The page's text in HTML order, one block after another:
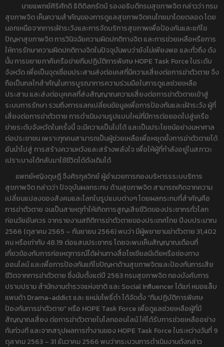
นายแพทย์ศิริศักดิ ธิติดิลกรัตน์ รองอธิบดีกรมสุขภาพจิต กล่าวว่า กรม
สุขภาพจิต เห็นความสำคัญของการดูแลสุขภาพจิตคนไทยมาโดยตลอด โดย
นอกเหนือจากการเฝ้าระวังและการจัดบริการสุขภาพเพื่อป้องกันและแก้ไข
ปัญหาสุขภาพจิต การวินิจฉัยความผิดปกติทางจิต และการช่วยเหลือหรือการ
ให้การรักษาความผิดปกติทางจิตในปัจจุบันพบว่ายังไม่เพียงพอ และทั่วถึง ดัง
นั้น การขยายภาคีเครือข่ายทีมปฏิบัติการพิเศษ HOPE Task Force ในระดับ
จังหวัด เพื่อเป็นจุดเชื่อมประสานส่งต่อเคสที่มีความเสี่ยงต่อการฆ่าตัวตาย จึง
ถือเป็นกลไกสำคัญในการบูรณาการความร่วมมือในการดูแลช่วยเหลือ
ประสาน และส่งต่อบุคคลที่ส่งสัญญาณความเสี่ยงต่อการฆ่าตัวตายเข้าสู่
ระบบการรักษา รวมถึงการแลกเปลี่ยนข้อมูลเพื่อการป้องกันและเฝ้าระวัง ผู้ที่
เสี่ยงต่อการฆ่าตัวตาย การดำเนินงานรูปแบบใหม่ที่มีการต่อยอดไปสู่เครือ
ข่ายระดับจังหวัดในครั้งนี้ จะมีความเป็นไปได้ และเป็นประโยชน์อย่างมหาศาล
ต่อประชาชน เพราะทุกคนสามารถเป็นผู้ช่วยเหลือเพื่อหยุดยั้งการฆ่าตัวตายได้
อันนำไปสู่ การสร้างความหวังและสร้างพลังใจ เพื่อให้ผู้ที่กำลังอยู่ในสภาวะ
เปราะบางได้กลับมาใช้ชีวิตได้ดังเดิมได้
แพทย์หญิงดุษฎี จึงศิรกุลวิทย์ ผู้อำนวยการกองบริหารรระบบริการ
สุขภาพจิต กล่าวว่า ปัจจุบันผลกระทบ ด้านสุขภาพจิต สามารถเกิดจากความ
เปลี่ยนแปลงของสังคมและโลกในรูปแบบต่างๆ โดยผลกระทบที่สำคัญคือ
การฆ่าตัวตาย จนเป็นสาเหตุทำให้เกิดการสูญเสียชีวิตของประชากรทั่วโลก
ก่อนวัยอันควร จากรายงานสถิติการฆ่าตัวตายของประเทศไทย ปีงบประมาณ
2566 (ตุลาคม 2565 – กันยายน 2566) พบว่า มีผู้พยายามฆ่าตัวตาย 31,402
คน หรือเท่ากับ 48.19 ต่อแสนประชากร โดยจะพบเห็นสัญญาณเตือนที่
เกี่ยวข้องกับการก่อเหตุการณ์ได้ผ่านทางสื่อโซเชียลมีเดียหรือช่องทาง
ออนไลน์ และเพื่อการป้องกันแก้ไขปัญหาด้านสุขภาพจิตและป้องกันการเสีย
ชีวิตจากการฆ่าตัวตาย ซึ่งนับตั้งแต่ปี 2563 กรมสุขภาพจิต กองบังคับการ
ปราบปราม สำนักงานตำรวจแห่งชาติ และ Social Influencer ได้แก่ หมอแล็บ
แพนด้า Drama-addict และ แหม่มโพธิ์ดำ ได้จัดตั้ง “ทีมปฏิบัติการพิเศษ
ป้องกันการฆ่าตัวตาย” หรือ HOPE Task Force เพื่อดูแลช่วยเหลือผู้ที่มี
สัญญาณเสี่ยง ต่อการฆ่าตัวตายในโลกออนไลน์ ให้ได้รับการช่วยเหลืออย่าง
ทันท่วงที และจากสรุปผลการทำงานของ HOPE Task Force ในระหว่างวันที่ 9
ตุลาคม 2563 – 31 ธันวาคม 2566 พบว่ากระบวนการดำเนินงานดังกล่าว